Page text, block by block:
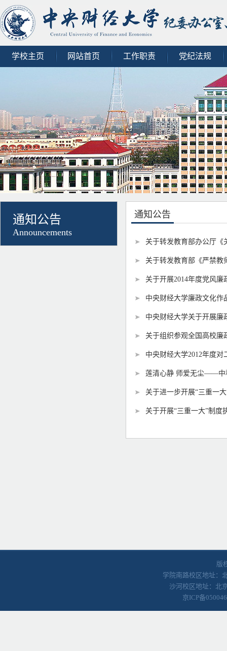
学校主页 网站首页 工作职责 党纪法规
通知公告
Announcements
通知公告
关于转发教育部办公厅《
关于转发教育部《严禁教
关于开展2014年度党风
中央财经大学廉政文化作
中央财经大学关于开展廉
关于组织参观全国高校廉
中央财经大学2012年度
莲清心静 师爱无尘——中
关于进一步开展“三重一
关于开展“三重一大”制度
版
学院南路校区地址：
沙河校区地址：北
京ICP备